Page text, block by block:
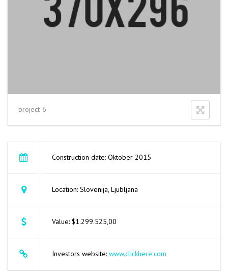
project-6
Construction date: Oktober 2015
Location: Slovenija, Ljubljana
Value: $1.299.525,00
Investors website: www.clickhere.com